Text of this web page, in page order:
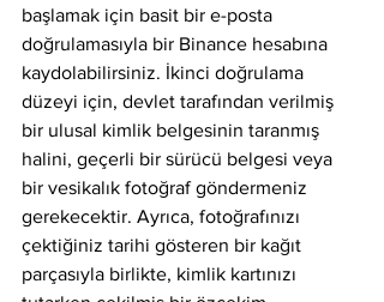
başlamak için basit bir e-posta
doğrulamasıyla bir Binance hesabına
kaydolabilirsiniz. İkinci doğrulama
düzeyi için, devlet tarafından verilmiş
bir ulusal kimlik belgesinin taranmış
halini, geçerli bir sürücü belgesi veya
bir vesikalık fotoğraf göndermeniz
gerekecektir. Ayrıca, fotoğrafınızı
çektiğiniz tarihi gösteren bir kağıt
parçasıyla birlikte, kimlik kartınızı